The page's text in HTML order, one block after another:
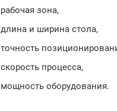
рабочая зона,
длина и ширина стола,
точность
скорость процесса,
мощность оборудования.